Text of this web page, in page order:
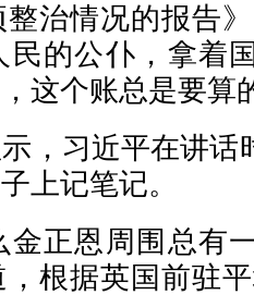
治情况的报告
民的公仆，拿着
这个账总是要算
，习近平在讲话
上记笔记。
金正恩周围总有
，根据英国前驻